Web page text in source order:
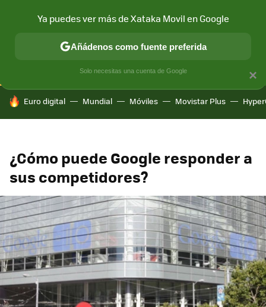
CONECTIVIDAD MÓVIL Y SOCIEDAD APLICACIONES
HOY SE HABLA DE
Euro digital Mundial Móviles Movistar Plus
¿Cómo puede Google responder a
sus competidores?
×
Ya puedes ver más de Xataka Movil en Google
Añádenos como fuente preferida
Solo necesitas una cuenta de Google